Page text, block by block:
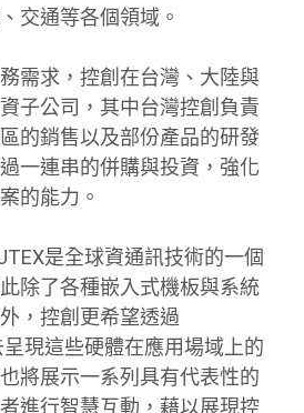
交通等各個領域。
需求，控創在台灣、大陸與
子公司，其中台灣控創負責
的銷售以及部份產品的研發
一連串的併購與投資，強化
的能力。
是全球資通訊技術的一個
除了各種嵌入式機板與系統
，控創更希望透過
呈現這些硬體在應用場域上的
將展示一系列具有代表性的
進行智慧互動，藉以展現控